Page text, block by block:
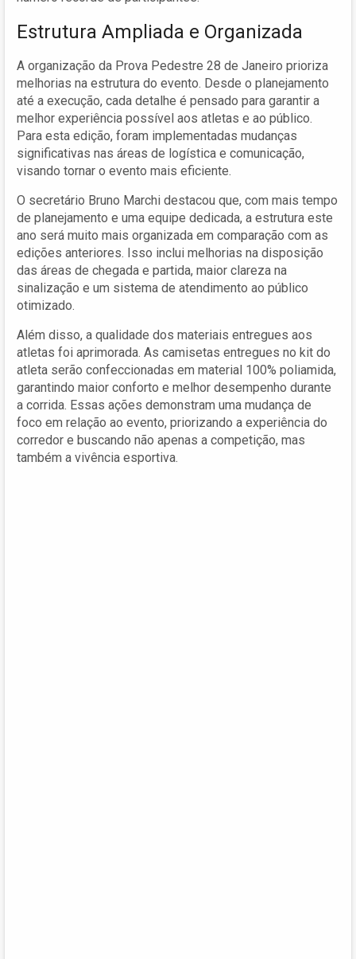
Estrutura Ampliada e Organizada
A organização da Prova Pedestre 28 de Janeiro prioriza
melhorias na estrutura do evento. Desde o planejamento
até a execução, cada detalhe é pensado para garantir a
melhor experiência possível aos atletas e ao público.
Para esta edição, foram implementadas mudanças
significativas nas áreas de logística e comunicação,
visando tornar o evento mais eficiente.
O secretário Bruno Marchi destacou que, com mais tempo
de planejamento e uma equipe dedicada, a estrutura este
ano será muito mais organizada em comparação com as
edições anteriores. Isso inclui melhorias na disposição
das áreas de chegada e partida, maior clareza na
sinalização e um sistema de atendimento ao público
otimizado.
Além disso, a qualidade dos materiais entregues aos
atletas foi aprimorada. As camisetas entregues no kit do
atleta serão confeccionadas em material 100% poliamida,
garantindo maior conforto e melhor desempenho durante
a corrida. Essas ações demonstram uma mudança de
foco em relação ao evento, priorizando a experiência do
corredor e buscando não apenas a competição, mas
também a vivência esportiva.